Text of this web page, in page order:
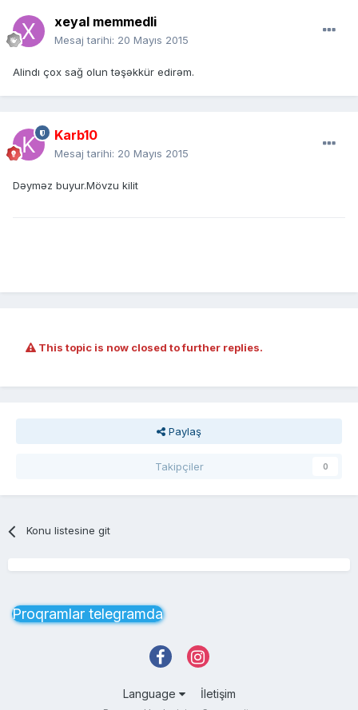
xeyal memmedli
Mesaj tarihi: 20 Mayıs 2015
Alindı çox sağ olun təşəkkür edirəm.
Karb10
Mesaj tarihi: 20 Mayıs 2015
Dəyməz buyur.Mövzu kilit
This topic is now closed to further replies.
Paylaş
Takipçiler 0
Konu listesine git
Proqramlar telegramda
Language İletişim